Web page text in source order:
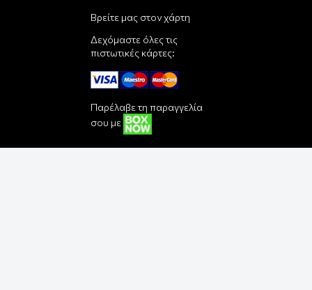
Βρείτε μας στον χάρτη
Δεχόμαστε όλες τις
πιστωτικές κάρτες:
Παρέλαβε τη παραγγελία
σου με